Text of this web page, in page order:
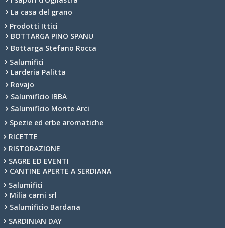
La casa del grano
Prodotti Ittici
BOTTARGA PINO SPANU
Bottarga Stefano Rocca
Salumifici
Larderia Palitta
Rovajo
Salumificio IBBA
Salumificio Monte Arci
Spezie ed erbe aromatiche
RICETTE
RISTORAZIONE
SAGRE ED EVENTI
CANTINE APERTE A SERDIANA
Salumifici
Milia carni srl
Salumificio Bardana
SARDINIAN DAY